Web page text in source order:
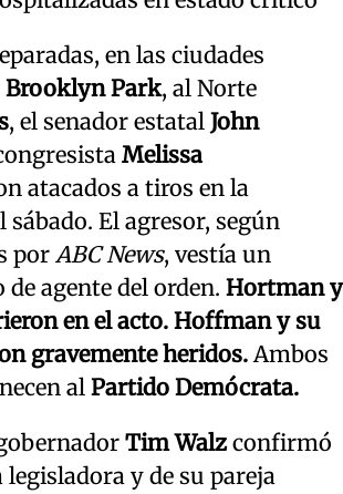
en las ciudades
Brooklyn Park, al Norte
, el senador estatal John
Melissa
atacados a tiros en la
sábado. El agresor, según
por ABC News, vestía un
agente del orden. Hortman y
en el acto. Hoffman y su
gravemente heridos.Ambos
al Partido Demócrata.
Tim Walzconfirmó
legisladora y de su pareja